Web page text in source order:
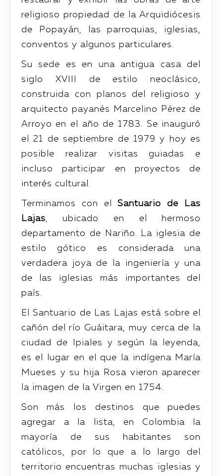
religioso propiedad de la Arquidiócesis
de Popayán, las parroquias, iglesias,
conventos y algunos particulares.
Su sede es en una antigua casa del
siglo XVIII de estilo neoclásico,
construida con planos del religioso y
arquitecto payanés Marcelino Pérez de
Arroyo en el año de 1783. Se inauguró
el 21 de septiembre de 1979 y hoy es
posible realizar visitas guiadas e
incluso participar en proyectos de
interés cultural.
Terminamos con elSantuario de Las
Lajas, ubicado en el hermoso
departamento de Nariño. La iglesia de
estilo gótico es considerada una
verdadera joya de la ingeniería y una
de las iglesias más importantes del
país.
El Santuario de Las Lajas está sobre el
cañón del río Guáitara, muy cerca de la
ciudad de Ipiales y según la leyenda,
es el lugar en el que la indígena María
Mueses y su hija Rosa vieron aparecer
la imagen de la Virgen en 1754.
Son más los destinos que puedes
agregar a la lista, en Colombia la
mayoría de sus habitantes son
católicos, por lo que a lo largo del
territorio encuentras muchas iglesias y